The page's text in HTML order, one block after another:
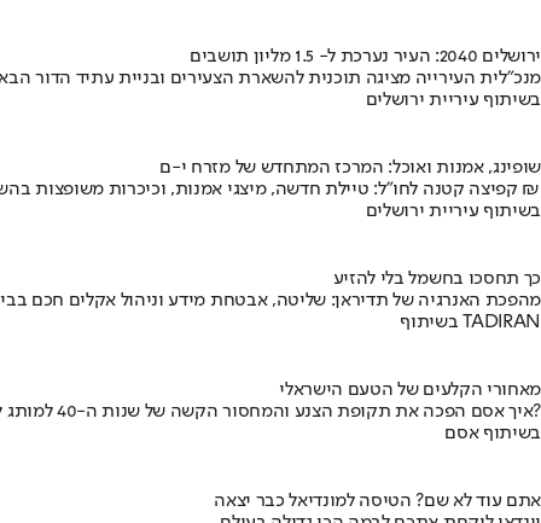
ירושלים 2040: העיר נערכת ל- 1.5 מליון תושבים
מנכ"לית העירייה מציגה תוכנית להשארת הצעירים ובניית עתיד הדור
בשיתוף עיריית ירושלים
שופינג, אמנות ואוכל: המרכז המתחדש של מזרח י-ם
קפיצה קטנה לחו"ל: טיילת חדשה, מיצגי אמנות, וכיכרות משופצות בהשקעה של 100 מיליון ₪
בשיתוף עיריית ירושלים
כך תחסכו בחשמל בלי להזיע
מהפכת האנרגיה של תדיראן: שליטה, אבטחת מידע וניהול אקלים חכם
בשיתוף TADIRAN
מאחורי הקלעים של הטעם הישראלי
איך אסם הפכה את תקופת הצנע והמחסור הקשה של שנות ה-40 למותג לאומי?
בשיתוף אסם
אתם עוד לא שם? הטיסה למונדיאל כבר יצאה